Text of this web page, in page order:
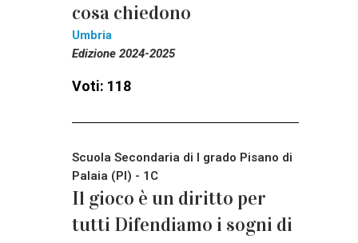
cosa chiedono
Umbria
Edizione 2024-2025
Voti: 118
Scuola Secondaria di I grado Pisano di
Palaia (PI) - 1C
Il gioco è un diritto per
tutti Difendiamo i sogni di